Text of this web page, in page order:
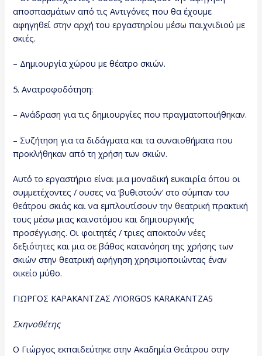
αποσπασμάτων από τις Αντιγόνες που θα έχουμε
αφηγηθεί στην αρχή του εργαστηρίου μέσω παιχνιδιού με
σκιές.
– Δημιουργία χώρου με θέατρο σκιών.
5. Ανατροφοδότηση:
– Ανάδραση για τις δημιουργίες που πραγματοποιήθηκαν.
– Συζήτηση για τα διδάγματα και τα συναισθήματα που
προκλήθηκαν από τη χρήση των σκιών.
Αυτό το εργαστήριο είναι μια μοναδική ευκαιρία όπου οι
συμμετέχοντες / ουσες να ‘βυθιστούν’ στο σύμπαν του
θεάτρου σκιάς και να εμπλουτίσουν την θεατρική πρακτική
τους μέσω μιας καινοτόμου και δημιουργικής
προσέγγισης. Οι φοιτητές / τριες αποκτούν νέες
δεξιότητες και μια σε βάθος κατανόηση της χρήσης των
σκιών στην θεατρική αφήγηση χρησιμοποιώντας έναν
οικείο μύθο.
ΓΙΩΡΓΟΣ ΚΑΡΑΚΑΝΤΖΑΣ /YIORGOS KARAKANTZAS
Σκηνοθέτης
Ο Γιώργος εκπαιδεύτηκε στην Ακαδημία Θεάτρου στην